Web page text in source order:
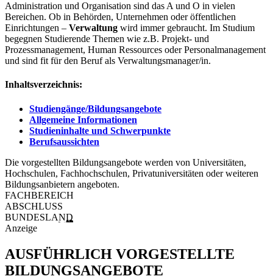
Administration und Organisation sind das A und O in vielen
Bereichen. Ob in Behörden, Unternehmen oder öffentlichen
Einrichtungen – Verwaltung wird immer gebraucht. Im Studium
begegnen Studierende Themen wie z.B. Projekt- und
Prozessmanagement, Human Ressources oder Personalmanagement
und sind fit für den Beruf als Verwaltungsmanager/in.
Inhaltsverzeichnis:
Studiengänge/Bildungsangebote
Allgemeine Informationen
Studieninhalte und Schwerpunkte
Berufsaussichten
Die vorgestellten Bildungsangebote werden von Universitäten,
Hochschulen, Fachhochschulen, Privatuniversitäten oder weiteren
Bildungsanbietern angeboten.
FACHBEREICH
ABSCHLUSS
BUNDESLAND
Anzeige
AUSFÜHRLICH VORGESTELLTE
BILDUNGSANGEBOTE